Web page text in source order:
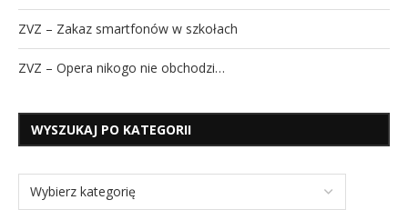
ZVZ – Zakaz smartfonów w szkołach
ZVZ – Opera nikogo nie obchodzi…
WYSZUKAJ PO KATEGORII